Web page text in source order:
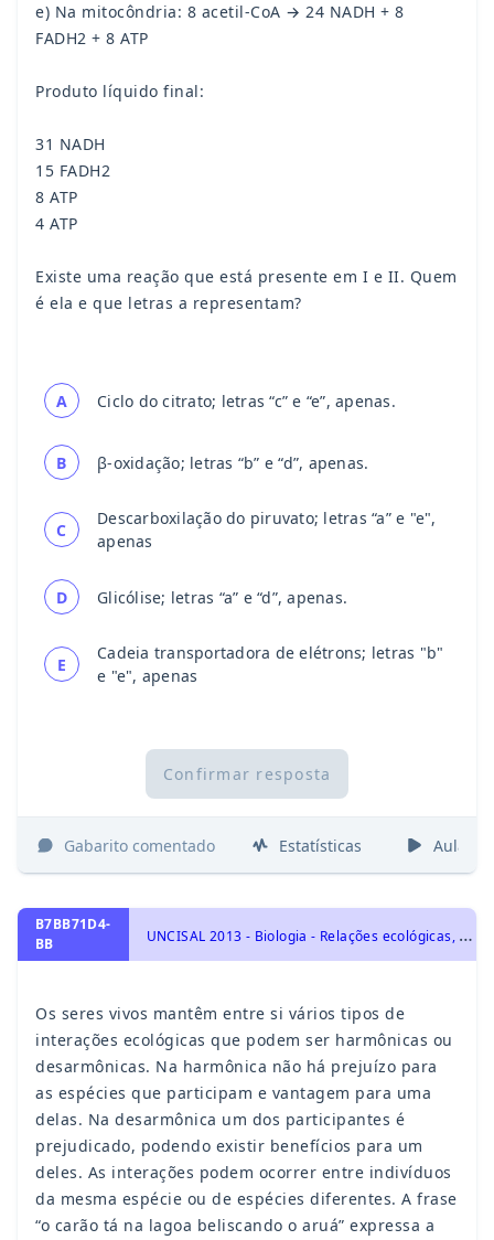
e) Na mitocôndria: 8 acetil-CoA → 24 NADH + 8
FADH2 + 8 ATP
Produto líquido final:
31 NADH
15 FADH2
8 ATP
4 ATP
Existe uma reação que está presente em I e II. Quem
é ela e que letras a representam?
A Ciclo do citrato; letras “c” e “e”, apenas.
B β-oxidação; letras “b” e “d”, apenas.
C
Descarboxilação do piruvato; letras “a” e "e",
apenas
D Glicólise; letras “a” e “d”, apenas.
E
Cadeia transportadora de elétrons; letras "b"
e "e", apenas
Confirmar resposta
Gabarito comentado Estatísticas Aulas
B7BB71D4-
BB
U
NCISAL 2013 - Biologia - Relações ecológicas, Ecologia e ciências ambientais
Os seres vivos mantêm entre si vários tipos de
interações ecológicas que podem ser harmônicas ou
desarmônicas. Na harmônica não há prejuízo para
as espécies que participam e vantagem para uma
delas. Na desarmônica um dos participantes é
prejudicado, podendo existir benefícios para um
deles. As interações podem ocorrer entre indivíduos
da mesma espécie ou de espécies diferentes. A frase
“o carão tá na lagoa beliscando o aruá” expressa a